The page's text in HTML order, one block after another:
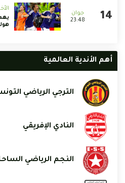
23:48
أهم الأندية العالمية
الترجي الرياضي
النادي الإفريقي
النجم الرياضي